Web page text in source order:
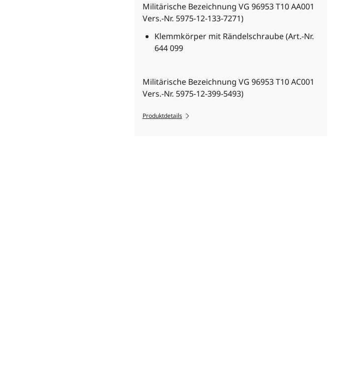
Militärische Bezeichnung VG 96953 T10 AA001
Vers.-Nr. 5975-12-133-7271)
Klemmkörper mit Rändelschraube (Art.-Nr.
644 099
Militärische Bezeichnung VG 96953 T10 AC001
Vers.-Nr. 5975-12-399-5493)
Produktdetails